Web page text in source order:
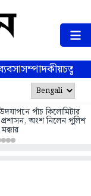
সম্পাদকীয়
পাঁচ কিলোমিটার
অংশ নিলেন পুলিশ